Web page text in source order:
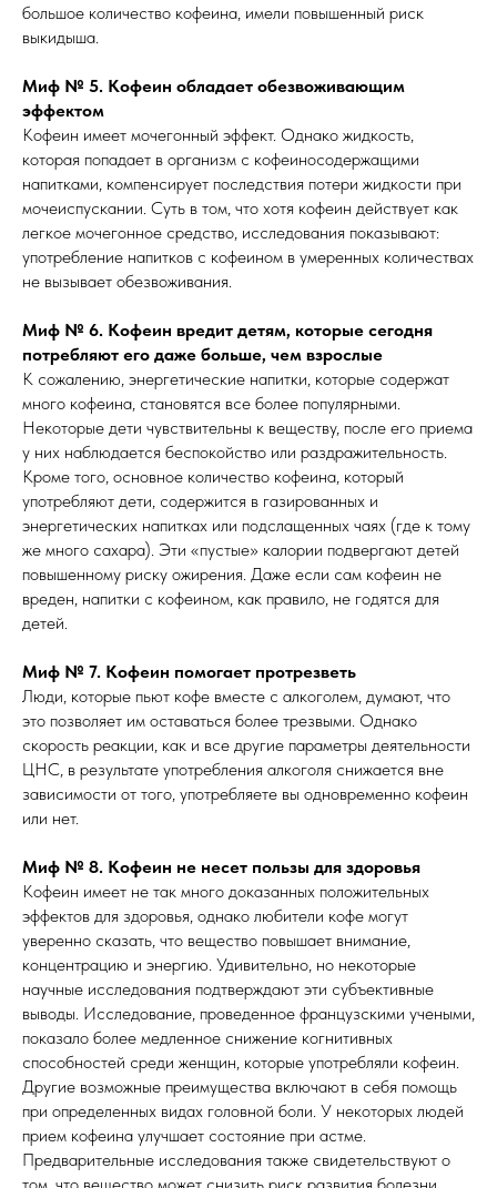
большое количество кофеина, имели повышенный риск
выкидыша.
Миф № 5. Кофеин обладает обезвоживающим
эффектом
Кофеин имеет мочегонный эффект. Однако жидкость,
которая попадает в организм с кофеиносодержащими
напитками, компенсирует последствия потери жидкости при
мочеиспускании. Суть в том, что хотя кофеин действует как
легкое мочегонное средство, исследования показывают:
употребление напитков с кофеином в умеренных количествах
не вызывает обезвоживания.
Миф № 6. Кофеин вредит детям, которые сегодня
потребляют его даже больше, чем взрослые
К сожалению, энергетические напитки, которые содержат
много кофеина, становятся все более популярными.
Некоторые дети чувствительны к веществу, после его приема
у них наблюдается беспокойство или раздражительность.
Кроме того, основное количество кофеина, который
употребляют дети, содержится в газированных и
энергетических напитках или подслащенных чаях (где к тому
же много сахара). Эти «пустые» калории подвергают детей
повышенному риску ожирения. Даже если сам кофеин не
вреден, напитки с кофеином, как правило, не годятся для
детей.
Миф № 7. Кофеин помогает протрезветь
Люди, которые пьют кофе вместе с алкоголем, думают, что
это позволяет им оставаться более трезвыми. Однако
скорость реакции, как и все другие параметры деятельности
ЦНС, в результате употребления алкоголя снижается вне
зависимости от того, употребляете вы одновременно кофеин
или нет.
Миф № 8. Кофеин не несет пользы для здоровья
Кофеин имеет не так много доказанных положительных
эффектов для здоровья, однако любители кофе могут
уверенно сказать, что вещество повышает внимание,
концентрацию и энергию. Удивительно, но некоторые
научные исследования подтверждают эти субъективные
выводы. Исследование, проведенное французскими учеными,
показало более медленное снижение когнитивных
способностей среди женщин, которые употребляли кофеин.
Другие возможные преимущества включают в себя помощь
при определенных видах головной боли. У некоторых людей
прием кофеина улучшает состояние при астме.
Предварительные исследования также свидетельствуют о